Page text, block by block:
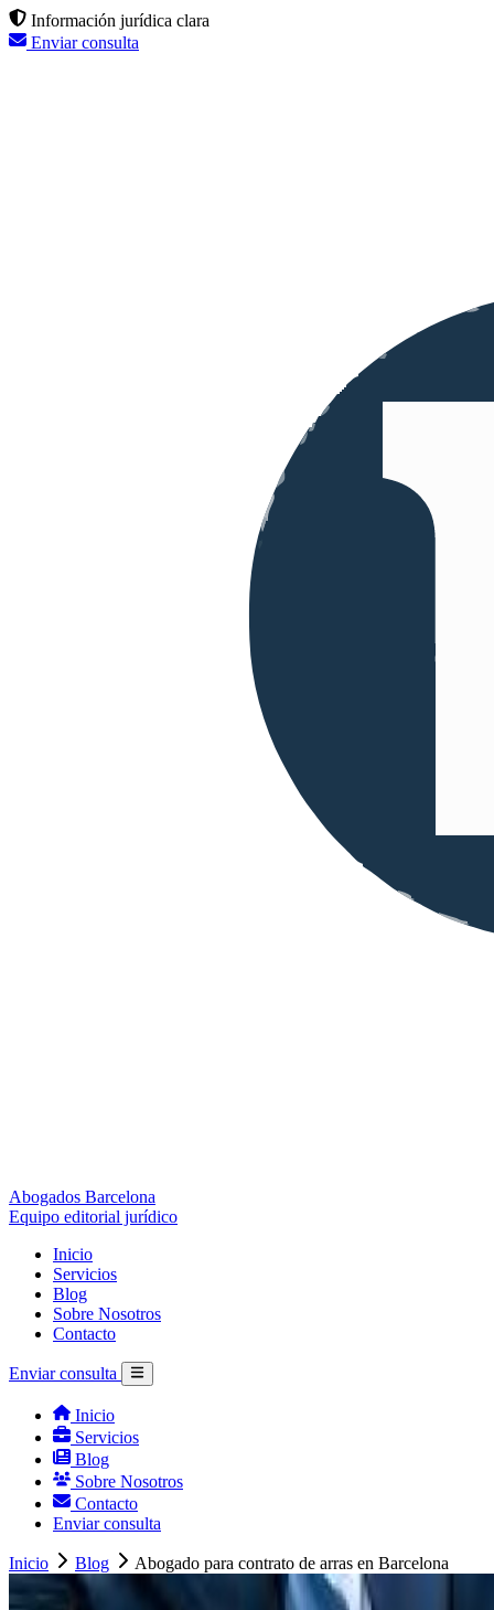
Información jurídica clara
Enviar consulta
Abogados Barcelona
Equipo editorial jurídico
Inicio
Servicios
Blog
Sobre Nosotros
Contacto
Enviar consulta
Inicio
Servicios
Blog
Sobre Nosotros
Contacto
Enviar consulta
Inicio Blog Abogado para contrato de arras en Barcelona